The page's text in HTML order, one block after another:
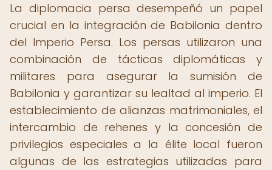
La diplomacia persa desempeñó un papel
crucial en la integración de Babilonia dentro
del Imperio Persa. Los persas utilizaron una
combinación de tácticas diplomáticas y
militares para asegurar la sumisión de
Babilonia y garantizar su lealtad al imperio. El
establecimiento de alianzas matrimoniales, el
intercambio de rehenes y la concesión de
privilegios especiales a la élite local fueron
algunas de las estrategias utilizadas para